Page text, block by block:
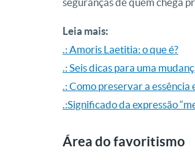
Leia mais:
.: Amoris Laetitia: o que é?
.: Seis dicas para uma
.: Como preservar a essência
.:Significado da expressão
Área do favoritismo